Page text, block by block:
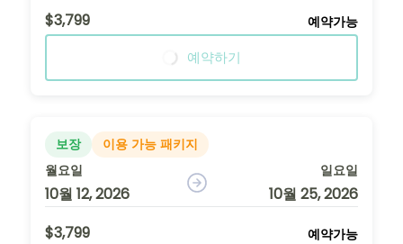
$3,799
예약가능
예약하기
보장
이용 가능 패키지
월요일
10월 12, 2026
일요일
10월 25, 2026
$3,799
예약가능